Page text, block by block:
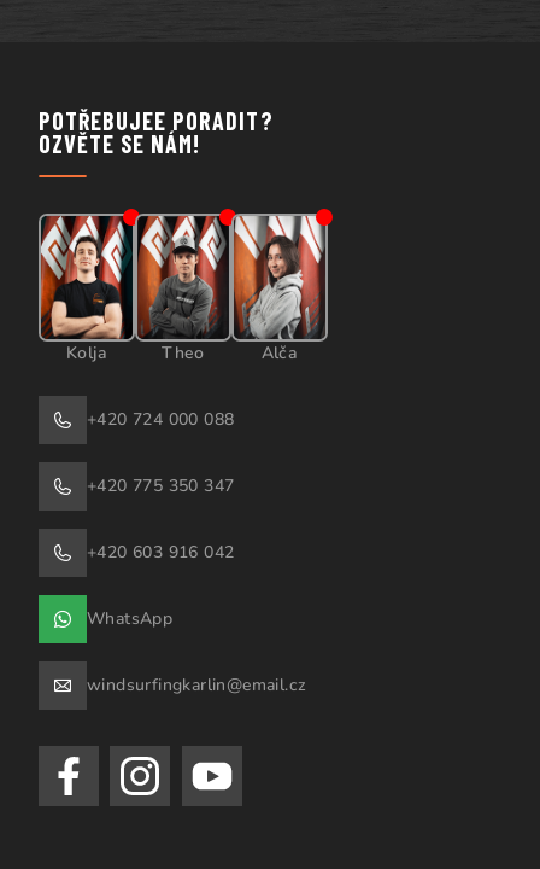
POTŘEBUJEE PORADIT?
OZVĚTE SE NÁM!
Kolja Theo Alča
+420 724 000 088
+420 775 350 347
+420 603 916 042
WhatsApp
windsurfingkarlin@email.cz